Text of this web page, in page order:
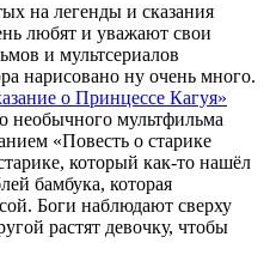
на легенды и сказания
любят и уважают свои
и мультсериалов
нарисовано ну очень много.
о Принцессе Кагуя»
необычного мультфильма
«Повесть о старике
который как-то нашёл
бамбука, которая
Боги наблюдают сверху
растят девочку, чтобы